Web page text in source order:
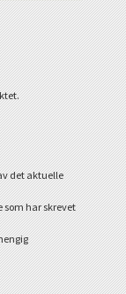
det aktuelle
har skrevet